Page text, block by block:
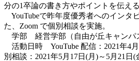
分の1卒論の書き方やポイントを伝え
YouTubeで昨年度優秀者へのインタ
た、Zoom で個別相談を実施。
学部 経営学部（自由が丘キャンパ
活動日時 YouTube 配信：2021年4
別相談：2021年5月17日(月)～5月21日(